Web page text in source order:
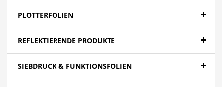
PLOTTERFOLIEN
REFLEKTIERENDE PRODUKTE
SIEBDRUCK & FUNKTIONSFOLIEN